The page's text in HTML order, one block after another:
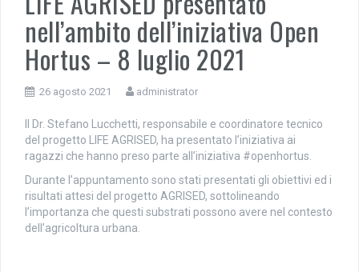
nell’ambito dell’iniziativa Open
Hortus – 8 luglio 2021
26 agosto 2021 administrator
Il Dr. Stefano Lucchetti, responsabile e coordinatore tecnico
del progetto LIFE AGRISED, ha presentato l’iniziativa ai
ragazzi che hanno preso parte all’iniziativa #openhortus.
Durante l’appuntamento sono stati presentati gli obiettivi ed i
risultati attesi del progetto AGRISED, sottolineando
l’importanza che questi substrati possono avere nel contesto
dell’agricoltura urbana.